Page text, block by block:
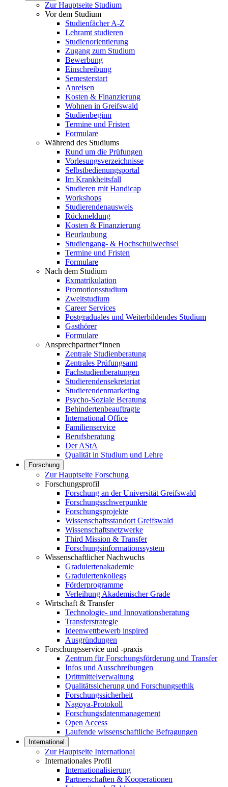
Zur Hauptseite Studium
Vor dem Studium
Studienfächer A-Z
Lehramt studieren
Studienorientierung
Zugang zum Studium
Bewerbung
Einschreibung
Semesterstart
Anreisen
Kosten & Finanzierung
Wohnen in Greifswald
Studienbeginn
Termine und Fristen
Formulare
Während des Studiums
Rund um die Prüfungen
Vorlesungsverzeichnisse
Selbstbedienungsportal
Im Krankheitsfall
Studieren mit Handicap
Workshops
Studierendenausweis
Rückmeldung
Kosten & Finanzierung
Beurlaubung
Studiengang- & Hochschulwechsel
Termine und Fristen
Formulare
Nach dem Studium
Exmatrikulation
Promotionsstudium
Zweitstudium
Career Services
Postgraduales und Weiterbildendes Studium
Gasthörer
Formulare
Ansprechpartner*innen
Zentrale Studienberatung
Zentrales Prüfungsamt
Fachstudienberatungen
Studierendensekretariat
Studierendenmarketing
Psycho-Soziale Beratung
Behindertenbeauftragte
International Office
Familienservice
Berufsberatung
Der AStA
Qualität in Studium und Lehre
Forschung
Zur Hauptseite Forschung
Forschungsprofil
Forschung an der Universität Greifswald
Forschungsschwerpunkte
Forschungsprojekte
Wissenschaftsstandort Greifswald
Wissenschaftsnetzwerke
Third Mission & Transfer
Forschungsinformationssystem
Wissenschaftlicher Nachwuchs
Graduiertenakademie
Graduiertenkollegs
Förderprogramme
Verleihung Akademischer Grade
Wirtschaft & Transfer
Technologie- und Innovationsberatung
Transferstrategie
Ideenwettbewerb inspired
Ausgründungen
Forschungsservice und -praxis
Zentrum für Forschungsförderung und Transfer
Infos und Ausschreibungen
Drittmittelverwaltung
Qualitätssicherung und Forschungsethik
Forschungssicherheit
Nagoya-Protokoll
Forschungsdatenmanagement
Open Access
Laufende wissenschaftliche Befragungen
International
Zur Hauptseite International
Internationales Profil
Internationalisierung
Partnerschaften & Kooperationen